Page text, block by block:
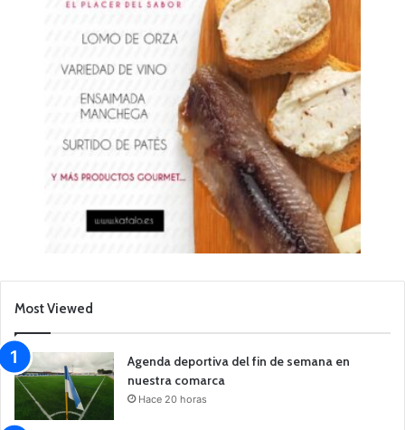
Most Viewed
Agenda deportiva del fin de semana en
nuestra comarca
Hace 20 horas